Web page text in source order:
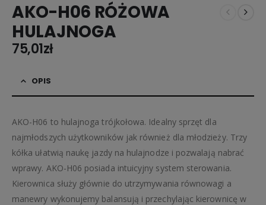
AKO-H06 RÓŻOWA
HULAJNOGA
75,01zł
OPIS
AKO-H06 to hulajnoga trójkołowa. Idealny sprzęt dla
najmłodszych użytkowników jak również dla młodzieży. Trzy
kółka ułatwią naukę jazdy na hulajnodze i pozwalają nabrać
wprawy. AKO-H06 posiada intuicyjny system sterowania.
Kierownica służy głównie do utrzymywania równowagi a
manewry wykonujemy balansują i przechylając kierownicę w